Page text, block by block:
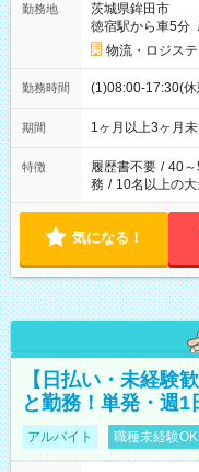
勤務地
茨城県鉾田市
徳宿駅から車5分
物流・ロジス
勤務時間 (1)08:00-17:30(
期間 1ヶ月以上3ヶ月
特徴 履歴書不要 / 40～
務 / 10名以上の
気になる！
【日払い・未経験
と勤務！単発・週
アルバイト 職種未経験OK